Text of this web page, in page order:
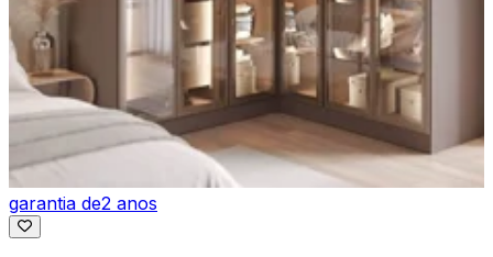
garantia de2 anos